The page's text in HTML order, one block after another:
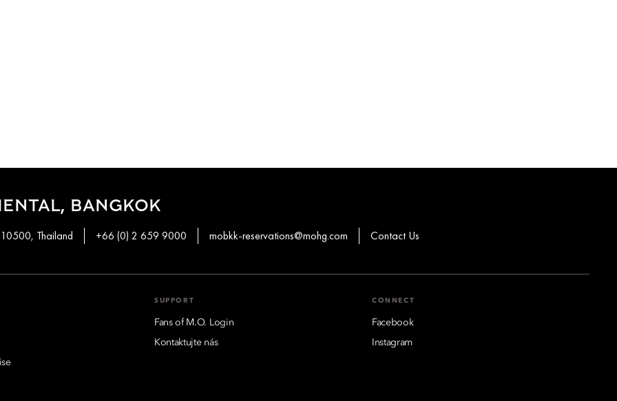
BANGKOK
Thailand +66 (0) 2 659 9000 mobkk-reservations@mohg.com Contact Us
SUPPORT
Fans of M.O. Login
Kontaktujte nás
CONNECT
Facebook
Instagram